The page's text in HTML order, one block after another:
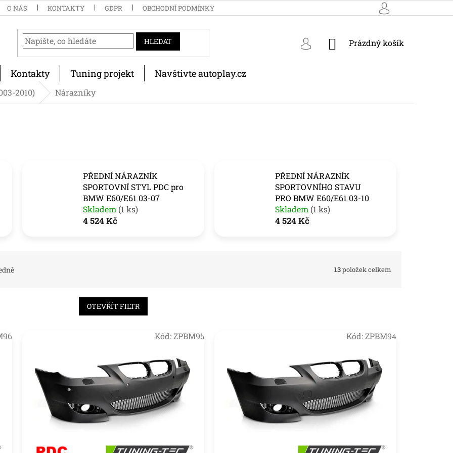
O NÁS KONTAKTY GDPR OBCHODNÍ PODMÍNKY
HLEDAT
NÁKUPNÍ
Prázdný košík
Kontakty Tuning projekt Navštivte autoplay.cz
2010) Nárazníky
PŘEDNÍ NÁRAZNÍK
SPORTOVNÍ STYL PDC pro
BMW E60/E61 03-07
Skladem (1 ks)
4 524 Kč
PŘEDNÍ NÁRAZNÍK
SPORTOVNÍHO STAVU
PRO BMW E60/E61 03-10
Skladem (1 ks)
4 524 Kč
13položek celkem
OTEVŘÍT FILTR
Kód:ZPBM95 Kód:ZPBM94